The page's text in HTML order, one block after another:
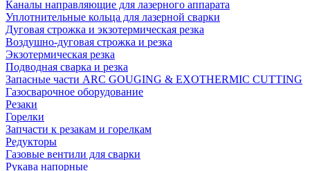
Каналы направляющие для лазерного аппарата
Уплотнительные кольца для лазерной сварки
Дуговая строжка и экзотермическая резка
Воздушно-дуговая строжка и резка
Экзотермическая резка
Подводная сварка и резка
Запасные части ARC GOUGING & EXOTHERMIC CUTTING
Газосварочное оборудование
Резаки
Горелки
Запчасти к резакам и горелкам
Редукторы
Газовые вентили для сварки
Рукава напорные